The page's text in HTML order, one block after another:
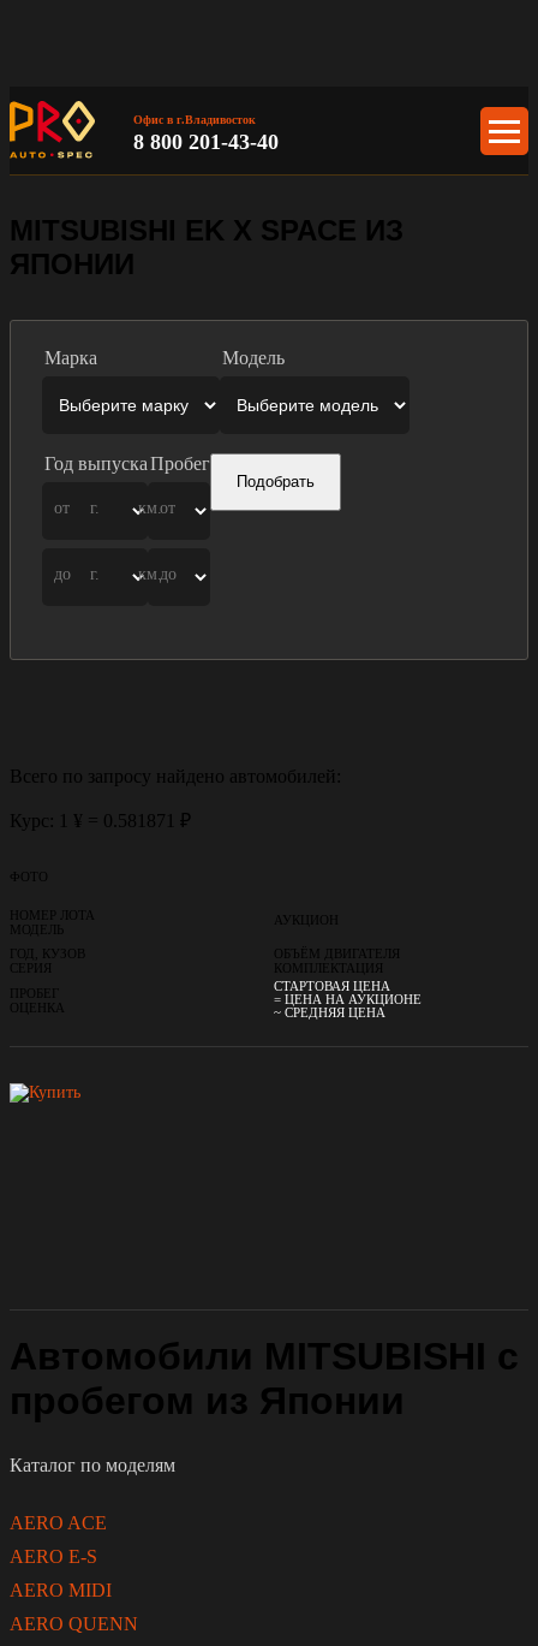
Офис в г.Владивосток
8 800 201-43-40
MITSUBISHI EK X SPACE ИЗ
ЯПОНИИ
Марка Модель
Год выпуска
от г.
до г.
Пробег
от
км.
до
км.
Подобрать
Всего по запросу найдено автомобилей:
Курс: 1 ¥ = 0.581871 ₽
ФОТО
НОМЕР ЛОТА
МОДЕЛЬ
АУКЦИОН
ГОД, КУЗОВ
СЕРИЯ
ОБЪЁМ ДВИГАТЕЛЯ
КОМПЛЕКТАЦИЯ
ПРОБЕГ
ОЦЕНКА
СТАРТОВАЯ ЦЕНА
= ЦЕНА НА АУКЦИОНЕ
~ СРЕДНЯЯ ЦЕНА
Автомобили MITSUBISHI с
пробегом из Японии
Каталог по моделям
AERO ACE
AERO E-S
AERO MIDI
AERO QUENN